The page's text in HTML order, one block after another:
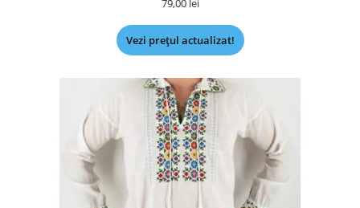
Vezi prețul actualizat!